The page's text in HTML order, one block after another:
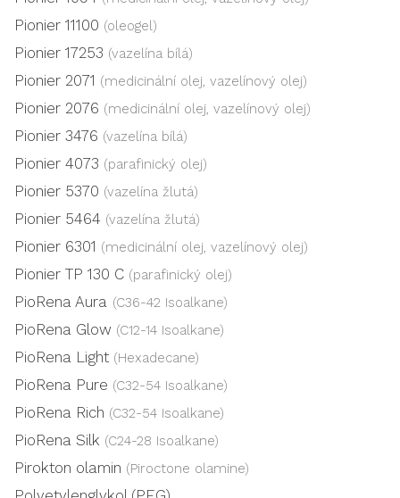
Pionier 11100 (oleogel)
Pionier 17253 (vazelína bílá)
Pionier 2071 (medicinální olej, vazelínový olej)
Pionier 2076 (medicinální olej, vazelínový olej)
Pionier 3476 (vazelína bílá)
Pionier 4073 (parafinický olej)
Pionier 5370 (vazelína žlutá)
Pionier 5464 (vazelína žlutá)
Pionier 6301 (medicinální olej, vazelínový olej)
Pionier TP 130 C (parafinický olej)
PioRena Aura (C36-42 Isoalkane)
PioRena Glow (C12-14 Isoalkane)
PioRena Light (Hexadecane)
PioRena Pure (C32-54 Isoalkane)
PioRena Rich (C32-54 Isoalkane)
PioRena Silk (C24-28 Isoalkane)
Pirokton olamin (Piroctone olamine)